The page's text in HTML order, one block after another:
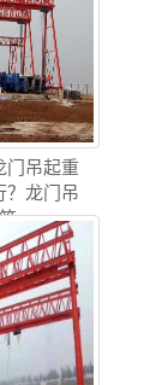
门吊起重
？龙门吊